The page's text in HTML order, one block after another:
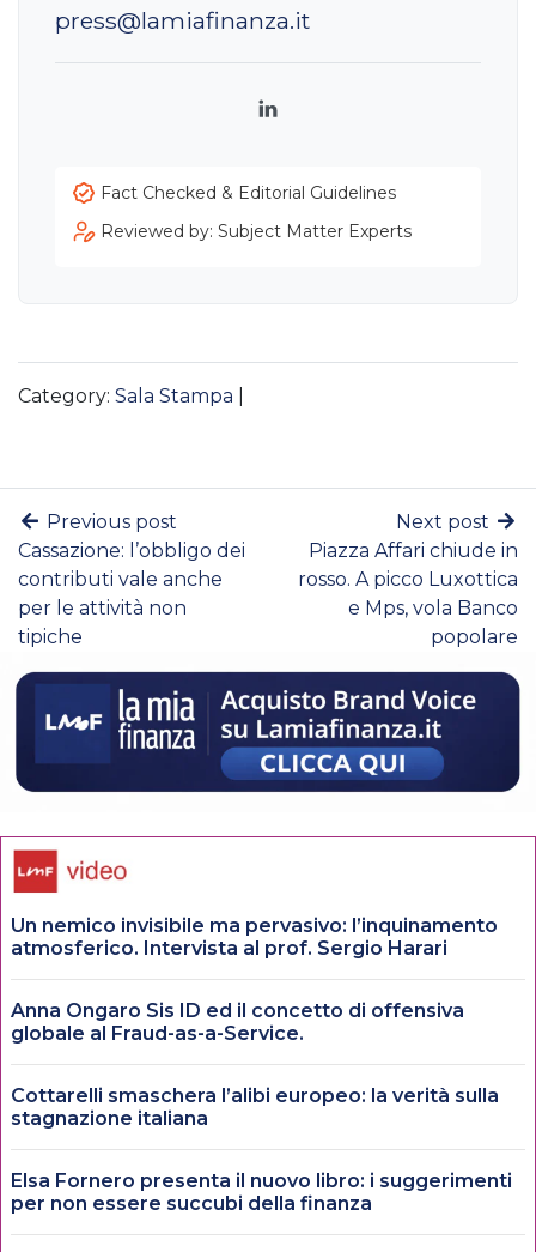
press@lamiafinanza.it
LinkedIn
Fact Checked & Editorial Guidelines
Reviewed by: Subject Matter Experts
Category: Sala Stampa
Previous post
Cassazione: l’obbligo dei
contributi vale anche
per le attività non
tipiche
Next post
Piazza Affari chiude in
rosso. A picco Luxottica
e Mps, vola Banco
popolare
Un nemico invisibile ma pervasivo: l’inquinamento
atmosferico. Intervista al prof. Sergio Harari
Anna Ongaro Sis ID ed il concetto di offensiva
globale al Fraud-as-a-Service.
Cottarelli smaschera l’alibi europeo: la verità sulla
stagnazione italiana
Elsa Fornero presenta il nuovo libro: i suggerimenti
per non essere succubi della finanza